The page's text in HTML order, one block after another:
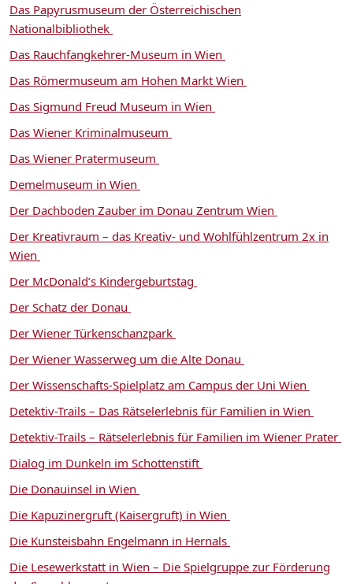
Das Papyrusmuseum der Österreichischen
Nationalbibliothek
Das Rauchfangkehrer-Museum in Wien
Das Römermuseum am Hohen Markt Wien
Das Sigmund Freud Museum in Wien
Das Wiener Kriminalmuseum
Das Wiener Pratermuseum
Demelmuseum in Wien
Der Dachboden Zauber im Donau Zentrum Wien
Der Kreativraum – das Kreativ- und Wohlfühlzentrum 2x in
Wien
Der McDonald’s Kindergeburtstag
Der Schatz der Donau
Der Wiener Türkenschanzpark
Der Wiener Wasserweg um die Alte Donau
Der Wissenschafts-Spielplatz am Campus der Uni Wien
Detektiv-Trails – Das Rätselerlebnis für Familien in Wien
Detektiv-Trails – Rätselerlebnis für Familien im Wiener Prater
Dialog im Dunkeln im Schottenstift
Die Donauinsel in Wien
Die Kapuzinergruft (Kaisergruft) in Wien
Die Kunsteisbahn Engelmann in Hernals
Die Lesewerkstatt in Wien – Die Spielgruppe zur Förderung